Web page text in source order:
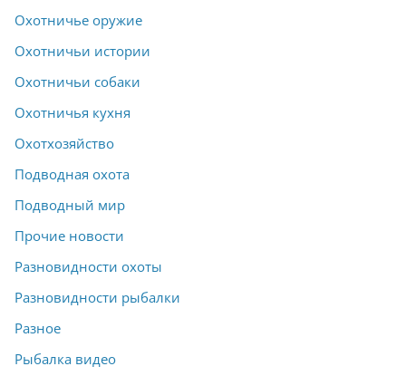
Охотничье оружие
Охотничьи истории
Охотничьи собаки
Охотничья кухня
Охотхозяйство
Подводная охота
Подводный мир
Прочие новости
Разновидности охоты
Разновидности рыбалки
Разное
Рыбалка видео